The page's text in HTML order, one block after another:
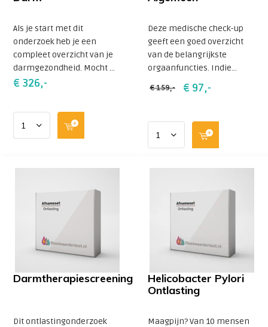
Als je start met dit
onderzoek heb je een
compleet overzicht van je
darmgezondheid. Mocht ...
€ 326,-
Deze medische check-up
geeft een goed overzicht
van de belangrijkste
orgaanfuncties. Indie...
€ 159,- € 97,-
Darmtherapiescreening
Dit ontlastingonderzoek
Helicobacter Pylori
Ontlasting
Maagpijn? Van 10 mensen